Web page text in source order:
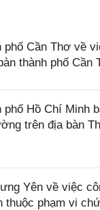
Cần Thơ về
thành phố Cần
Hồ Chí Minh
trên địa bàn
Yên về việc
phạm vi